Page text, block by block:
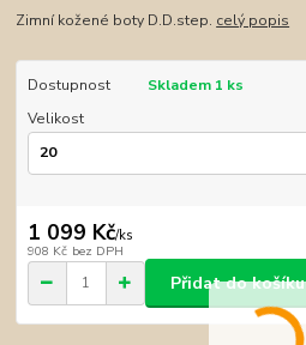
Zimní kožené boty D.D.step. celý popis
Dostupnost
Skladem 1 ks
Velikost
1 099 Kč/ks
908 Kč bez DPH
Přidat do košíku